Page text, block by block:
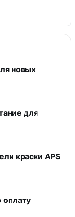
новых
для
краски APS
оплату